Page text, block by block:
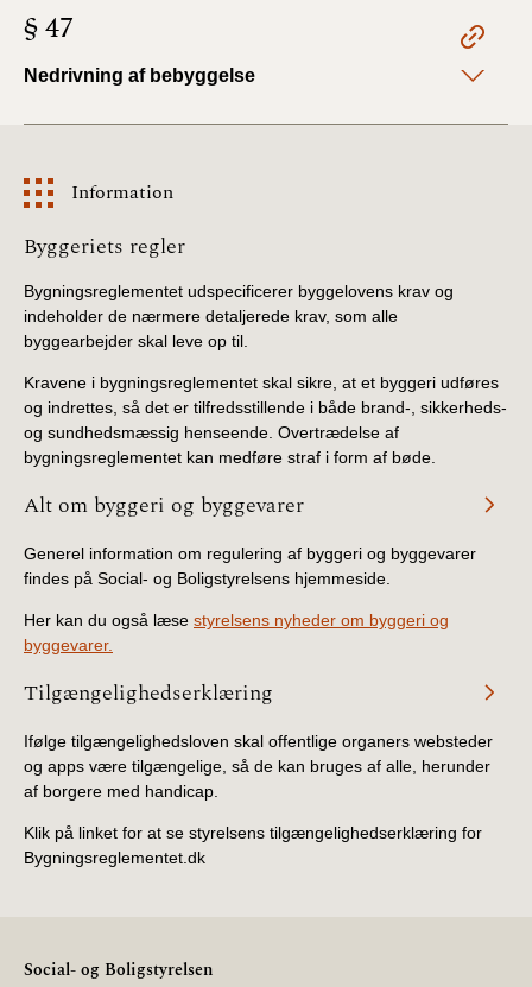
§ 47
Nedrivning af bebyggelse
Information
Information
Byggeriets regler
Bygningsreglementet udspecificerer byggelovens krav og
indeholder de nærmere detaljerede krav, som alle
byggearbejder skal leve op til.
Kravene i bygningsreglementet skal sikre, at et byggeri udføres
og indrettes, så det er tilfredsstillende i både brand-, sikkerheds-
og sundhedsmæssig henseende. Overtrædelse af
bygningsreglementet kan medføre straf i form af bøde.
Alt om byggeri og byggevarer
Generel information om regulering af byggeri og byggevarer
findes på Social- og Boligstyrelsens hjemmeside.
Her kan du også læse styrelsens nyheder om byggeri og
byggevarer.
Tilgængelighedserklæring
Ifølge tilgængelighedsloven skal offentlige organers websteder
og apps være tilgængelige, så de kan bruges af alle, herunder
af borgere med handicap.
Klik på linket for at se styrelsens tilgængelighedserklæring for
Bygningsreglementet.dk
Social- og Boligstyrelsen